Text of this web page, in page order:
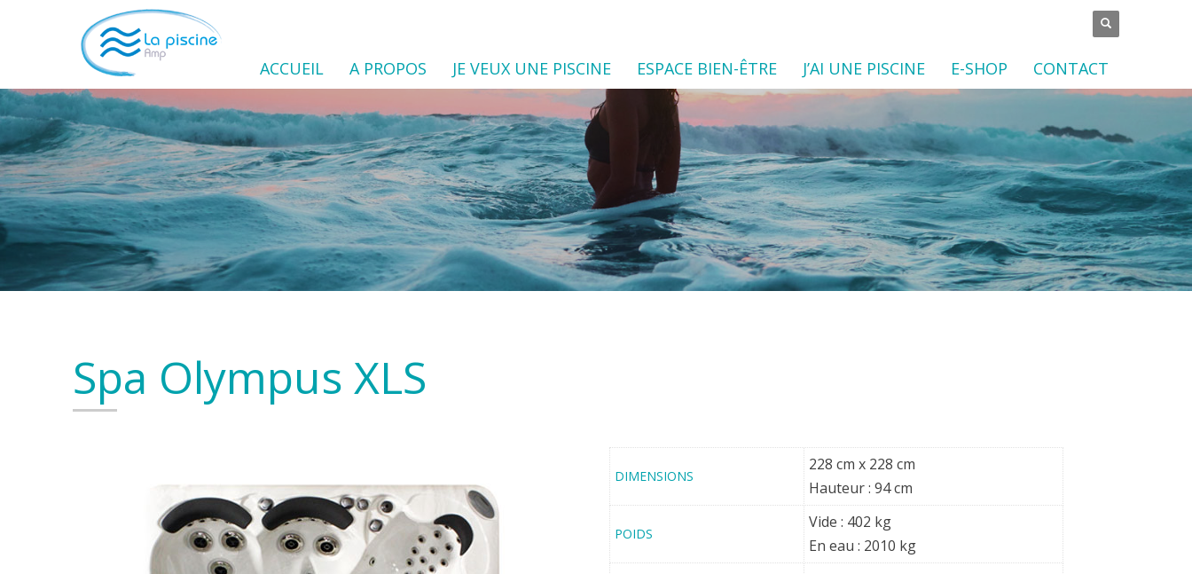
ACCUEIL A PROPOS JE VEUX UNE PISCINE ESPACE BIEN-ÊTRE J’AI UNE PISCINE E-SHOP CONTACT
Spa Olympus XLS
DIMENSIONS
228 cm x 228 cm
Hauteur : 94 cm
POIDS
Vide : 402 kg
En eau : 2010 kg